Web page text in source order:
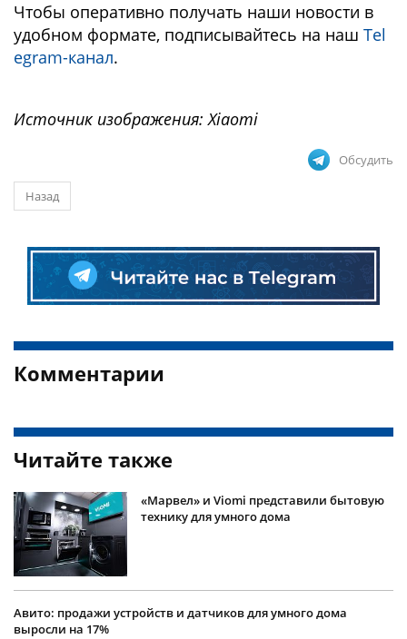
Чтобы оперативно получать наши новости в
удобном формате, подписывайтесь на наш Tel
egram-канал.
Источник изображения: Xiaomi
Обсудить
Назад
Комментарии
Читайте также
«Марвел» и Viomi представили бытовую
технику для умного дома
Авито: продажи устройств и датчиков для умного дома
выросли на 17%